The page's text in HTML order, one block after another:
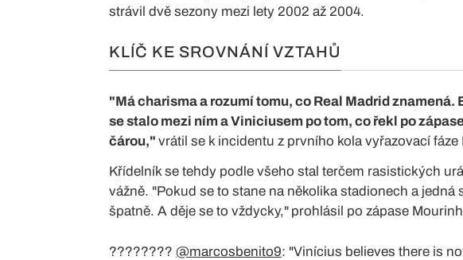
strávil dvě sezony mezi lety 2002 až 2004.
KLÍČ KE SROVNÁNÍ VZTAHŮ
"Má charisma a rozumí tomu, co Real Madrid znamená.
se stalo mezi ním a Viniciusem po tom, co řekl po
čárou," vrátil se k incidentu z prvního kola vyřazovací
Křídelník se tehdy podle všeho stal terčem rasistických
vážně. "Pokud se to stane na několika stadionech a jedná
špatně. A děje se to vždycky," prohlásil po zápase
????????️ @marcosbenito9: "Vinícius believes there is